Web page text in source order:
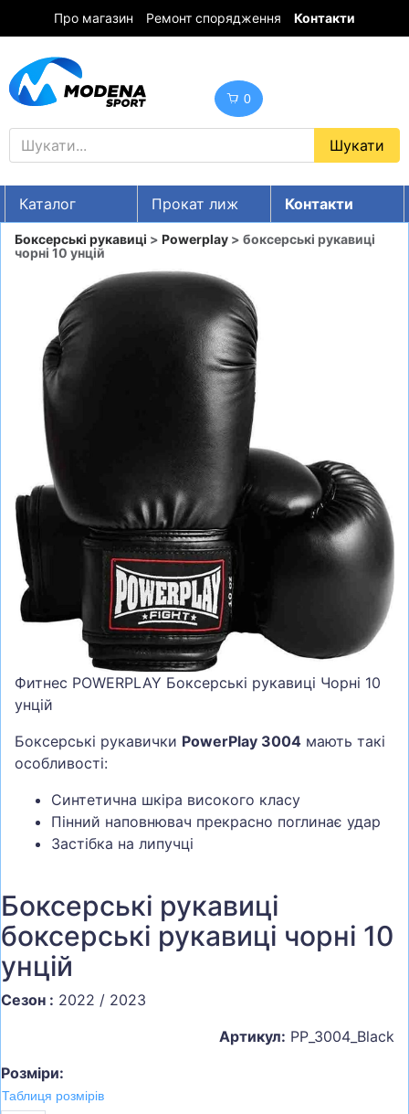
Про магазин Ремонт спорядження Контакти
0
Каталог Прокат лиж
Контакти
UA RU EN
ГІРСЬКІ ЛИЖІ
СНОУБОРДИ
ОДЯГ
ВЗУТТЯ
СУМКИ
ШОЛОМИ, ЗАХИСТ, ОКУЛЯРИ
БІГ, ФІТНЕС, М'ЯЧІ
ВЕЛОСИПЕДИ
САМОКАТИ
ТЕНІС, БАДМІНТОН
ВОДНІ ВИДИ СПОРТУ
ТУРИЗМ
Боксерські рукавиці > Powerplay > боксерські рукавиці
чорні 10 унцій
Фитнес POWERPLAY Боксерські рукавиці Чорні 10
унцій
Боксерські рукавички PowerPlay 3004 мають такі
особливості:
Синтетична шкіра високого класу
Пінний наповнювач прекрасно поглинає удар
Застібка на липучці
Боксерські рукавиці
боксерські рукавиці чорні 10
унцій
Сезон : 2022 / 2023
Артикул: PP_3004_Black
Розміри:
Таблиця розмірів